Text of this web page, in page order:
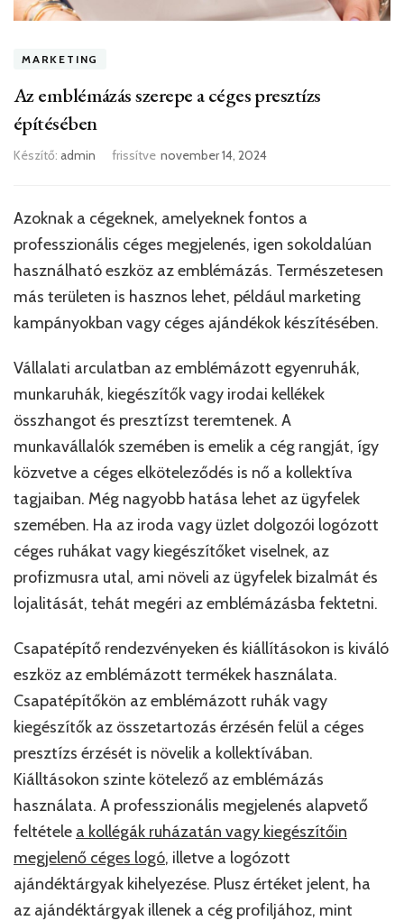
MARKETING
Az emblémázás szerepe a céges presztízs
építésében
Készítő: admin frissítve november 14, 2024
Azoknak a cégeknek, amelyeknek fontos a
professzionális céges megjelenés, igen sokoldalúan
használható eszköz az emblémázás. Természetesen
más területen is hasznos lehet, például marketing
kampányokban vagy céges ajándékok készítésében.
Vállalati arculatban az emblémázott egyenruhák,
munkaruhák, kiegészítők vagy irodai kellékek
összhangot és presztízst teremtenek. A
munkavállalók szemében is emelik a cég rangját, így
közvetve a céges elköteleződés is nő a kollektíva
tagjaiban. Még nagyobb hatása lehet az ügyfelek
szemében. Ha az iroda vagy üzlet dolgozói logózott
céges ruhákat vagy kiegészítőket viselnek, az
profizmusra utal, ami növeli az ügyfelek bizalmát és
lojalitását, tehát megéri az emblémázásba fektetni.
Csapatépítő rendezvényeken és kiállításokon is kiváló
eszköz az emblémázott termékek használata.
Csapatépítőkön az emblémázott ruhák vagy
kiegészítők az összetartozás érzésén felül a céges
presztízs érzését is növelik a kollektívában.
Kiálltásokon szinte kötelező az emblémázás
használata. A professzionális megjelenés alapvető
feltétele a kollégák ruházatán vagy kiegészítőin
megjelenő céges logó, illetve a logózott
ajándéktárgyak kihelyezése. Plusz értéket jelent, ha
az ajándéktárgyak illenek a cég profiljához, mint